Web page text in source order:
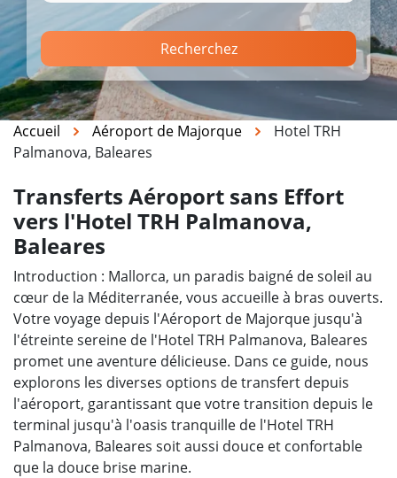
Recherchez
Accueil Aéroport de Majorque
Hotel TRH
Palmanova, Baleares
Transferts Aéroport sans Effort
vers l'Hotel TRH Palmanova,
Baleares
Introduction : Mallorca, un paradis baigné de soleil au
cœur de la Méditerranée, vous accueille à bras ouverts.
Votre voyage depuis l'Aéroport de Majorque jusqu'à
l'étreinte sereine de l'Hotel TRH Palmanova, Baleares
promet une aventure délicieuse. Dans ce guide, nous
explorons les diverses options de transfert depuis
l'aéroport, garantissant que votre transition depuis le
terminal jusqu'à l'oasis tranquille de l'Hotel TRH
Palmanova, Baleares soit aussi douce et confortable
que la douce brise marine.